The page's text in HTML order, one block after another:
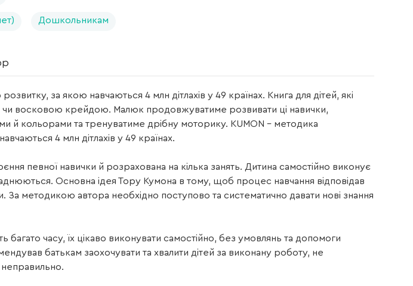
Дошкольникам
за якою навчаються 4 млн дітлахів у 49 країнах. Книга для дітей, які
чи восковою крейдою. Малюк продовжуватиме розвивати ці навички,
й кольорами та тренуватиме дрібну моторику. KUMON – методика
4 млн дітлахів у 49 країнах.
певної навички й розрахована на кілька занять. Дитина самостійно виконує
Основна ідея Тору Кумона в тому, щоб процес навчання відповідав
За методикою автора необхідно поступово та систематично давати нові знання
багато часу, їх цікаво виконувати самостійно, без умовлянь та допомоги
батькам заохочувати та хвалити дітей за виконану роботу, не